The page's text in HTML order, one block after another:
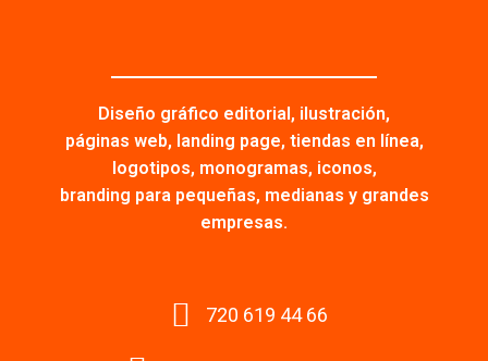
Diseño gráfico editorial, ilustración,
páginas web, landing page, tiendas en línea,
logotipos, monogramas, iconos,
branding para pequeñas, medianas y grandes
empresas.
720 619 44 66